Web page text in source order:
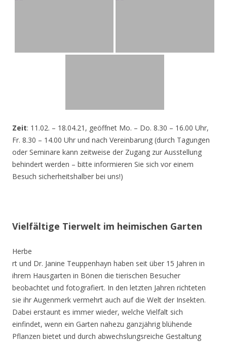
Zeit: 11.02. – 18.04.21, geöffnet Mo. – Do. 8.30 – 16.00 Uhr,
Fr. 8.30 – 14.00 Uhr und nach Vereinbarung (durch Tagungen
oder Seminare kann zeitweise der Zugang zur Ausstellung
behindert werden – bitte informieren Sie sich vor einem
Besuch sicherheitshalber bei uns!)
Vielfältige Tierwelt im heimischen Garten
Herbe
rt und Dr. Janine Teuppenhayn haben seit über 15 Jahren in
ihrem Hausgarten in Bönen die tierischen Besucher
beobachtet und fotografiert. In den letzten Jahren richteten
sie ihr Augenmerk vermehrt auch auf die Welt der Insekten.
Dabei erstaunt es immer wieder, welche Vielfalt sich
einfindet, wenn ein Garten nahezu ganzjährig blühende
Pflanzen bietet und durch abwechslungsreiche Gestaltung